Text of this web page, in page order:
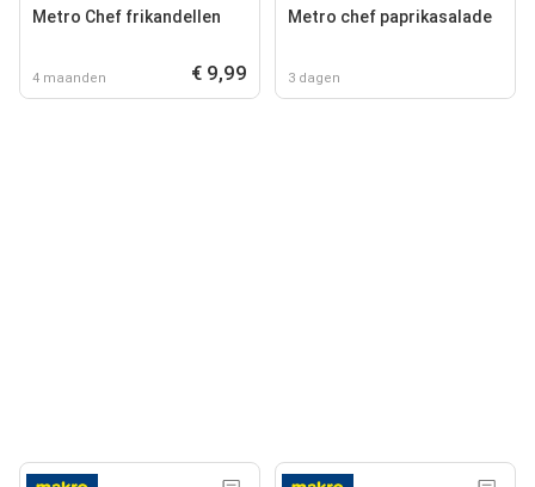
Metro Chef frikandellen
4 maanden € 9,99
Metro chef paprikasalade
3 dagen